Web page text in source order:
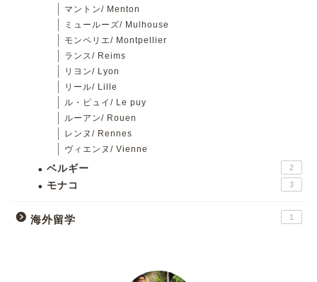
マントン/ Menton
ミュールーズ/ Mulhouse
モンペリエ/ Montpellier
ランス/ Reims
リヨン/ Lyon
リール/ Lille
ル・ピュイ/ Le puy
ルーアン/ Rouen
レンヌ/ Rennes
ヴィエンヌ/ Vienne
ベルギー 2
モナコ 3
海外留学 1